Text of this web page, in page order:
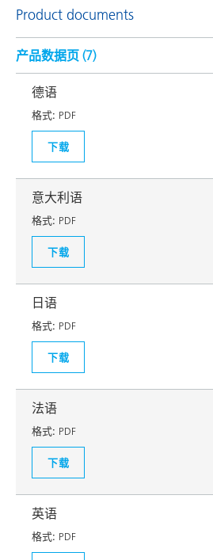
Product documents
产品数据页 (7)
德语
格式: PDF
下载
意大利语
格式: PDF
下载
日语
格式: PDF
下载
法语
格式: PDF
下载
英语
格式: PDF